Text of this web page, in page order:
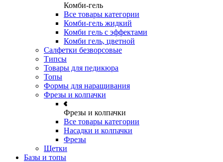
Комби-гель
Все товары категории
Комби-гель жидкий
Комби гель с эффектами
Комби гель, цветной
Салфетки безворсовые
Типсы
Товары для педикюра
Топы
Формы для наращивания
Фрезы и колпачки
Фрезы и колпачки
Все товары категории
Насадки и колпачки
Фрезы
Щетки
Базы и топы